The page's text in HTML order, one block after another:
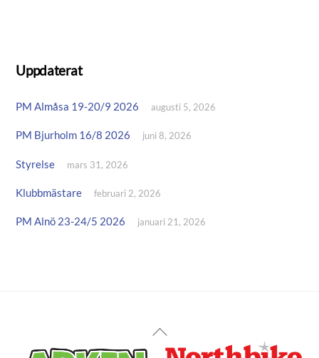
Uppdaterat
PM Almåsa 19-20/9 2026 augusti 5, 2026
PM Bjurholm 16/8 2026 juni 8, 2026
Styrelse mars 31, 2026
Klubbmästare februari 2, 2026
PM Alnö 23-24/5 2026 januari 21, 2026
Back
To